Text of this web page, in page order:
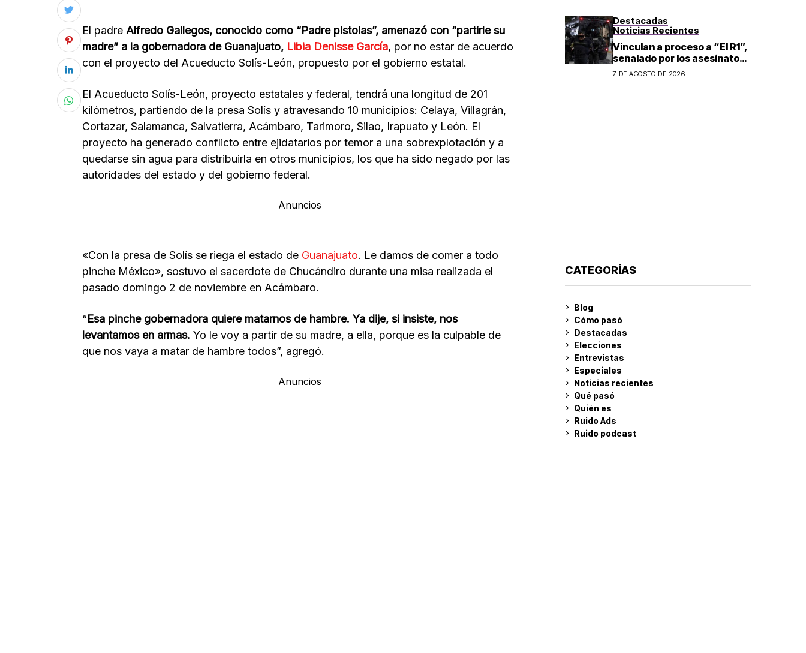
El padre Alfredo Gallegos, conocido como “Padre pistolas”, amenazó con “partirle su
madre” a la gobernadora de Guanajuato, Libia Denisse García, por no estar de acuerdo
con el proyecto del Acueducto Solís-León, propuesto por el gobierno estatal.
El Acueducto Solís-León, proyecto estatales y federal, tendrá una longitud de 201
kilómetros, partiendo de la presa Solís y atravesando 10 municipios: Celaya, Villagrán,
Cortazar, Salamanca, Salvatierra, Acámbaro, Tarimoro, Silao, Irapuato y León. El
proyecto ha generado conflicto entre ejidatarios por temor a una sobrexplotación y a
quedarse sin agua para distribuirla en otros municipios, los que ha sido negado por las
autoridades del estado y del gobierno federal.
Anuncios
«Con la presa de Solís se riega el estado de Guanajuato. Le damos de comer a todo
pinche México», sostuvo el sacerdote de Chucándiro durante una misa realizada el
pasado domingo 2 de noviembre en Acámbaro.
“Esa pinche gobernadora quiere matarnos de hambre. Ya dije, si insiste, nos
levantamos en armas. Yo le voy a partir de su madre, a ella, porque es la culpable de
que nos vaya a matar de hambre todos”, agregó.
Anuncios
Destacadas
Noticias Recientes
Vinculan a proceso a “El R1”,
señalado por los asesinatos
de Carlos Manzo y Valeria
7 DE AGOSTO DE 2026
CATEGORÍAS
Blog
Cómo pasó
Destacadas
Elecciones
Entrevistas
Especiales
Noticias recientes
Qué pasó
Quién es
Ruido Ads
Ruido podcast